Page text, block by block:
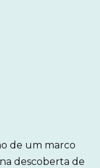
de um marco
descoberta de